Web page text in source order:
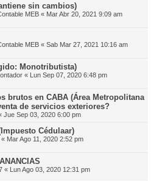
sin cambios)
MEB « Mar Abr 20, 2021 9:09 am
MEB « Sab Mar 27, 2021 10:16 am
Monotributista)
« Lun Sep 07, 2020 6:48 pm
brutos en CABA (Área Metropolitana
de servicios exteriores?
Jue Sep 03, 2020 6:00 pm
Cédulaar)
« Mar Ago 11, 2020 2:52 pm
« Lun Ago 03, 2020 12:31 pm